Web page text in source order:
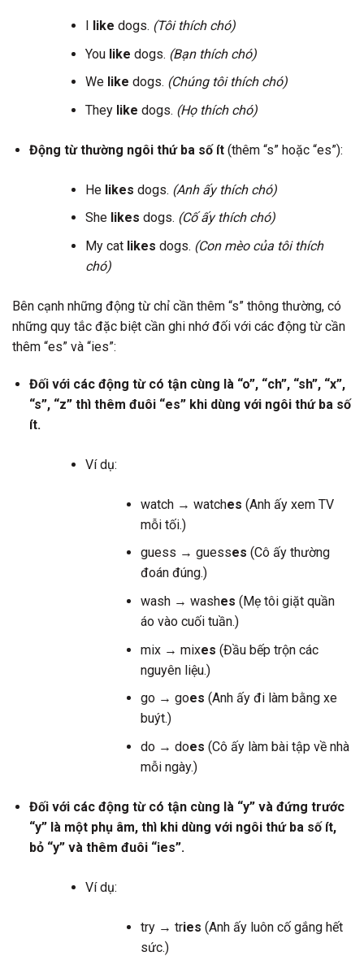
I like dogs. (Tôi thích chó)
You like dogs. (Bạn thích chó)
We like dogs. (Chúng tôi thích chó)
They like dogs. (Họ thích chó)
Động từ thường ngôi thứ ba số ít(thêm “s” hoặc “es”):
He likes dogs. (Anh ấy thích chó)
She likes dogs. (Cố ấy thích chó)
My cat likes dogs. (Con mèo của tôi thích
chó)
Bên cạnh những động từ chỉ cần thêm “s” thông thường, có
những quy tắc đặc biệt cần ghi nhớ đối với các động từ cần
thêm “es” và “ies”:
Đối với các động từ có tận cùng là “o”, “ch”, “sh”, “x”,
“s”, “z” thì thêm đuôi “es” khi dùng với ngôi thứ ba số
ít.
Ví dụ:
watch → watches (Anh ấy xem TV
mỗi tối.)
guess → guesses (Cô ấy thường
đoán đúng.)
wash → washes (Mẹ tôi giặt quần
áo vào cuối tuần.)
mix → mixes (Đầu bếp trộn các
nguyên liệu.)
go → goes (Anh ấy đi làm bằng xe
buýt.)
do → does (Cô ấy làm bài tập về nhà
mỗi ngày.)
Đối với các động từ có tận cùng là “y” và đứng trước
“y” là một phụ âm, thì khi dùng với ngôi thứ ba số ít,
bỏ “y” và thêm đuôi “ies”.
Ví dụ:
try → tries (Anh ấy luôn cố gắng hết
sức.)